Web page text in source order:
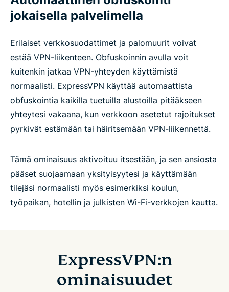
jokaisella palvelimella
Erilaiset verkkosuodattimet ja palomuurit voivat
estää VPN-liikenteen. Obfuskoinnin avulla voit
kuitenkin jatkaa VPN-yhteyden käyttämistä
normaalisti. ExpressVPN käyttää automaattista
obfuskointia kaikilla tuetuilla alustoilla pitääkseen
yhteytesi vakaana, kun verkkoon asetetut rajoitukset
pyrkivät estämään tai häiritsemään VPN-liikennettä.
Tämä ominaisuus aktivoituu itsestään, ja sen ansiosta
pääset suojaamaan yksityisyytesi ja käyttämään
tilejäsi normaalisti myös esimerkiksi koulun,
työpaikan, hotellin ja julkisten Wi-Fi-verkkojen kautta.
ExpressVPN:n
ominaisuudet